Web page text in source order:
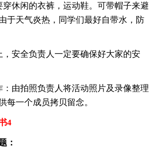
穿休闲的衣裤，运动鞋。可带帽子来避
于天气炎热，同学们最好自带水，防
，安全负责人一定要确保好大家的安
：由拍照负责人将活动照片及录像整理
每一个成员拷贝留念。
4
：